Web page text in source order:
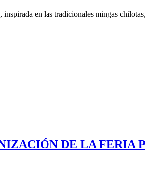
en las tradicionales mingas
DE LA FERIA